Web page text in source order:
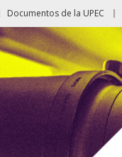
Documentos de la UPEC